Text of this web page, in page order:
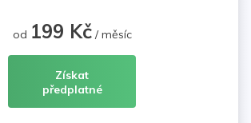
od 199 Kč/ měsíc
Získat
předplatné